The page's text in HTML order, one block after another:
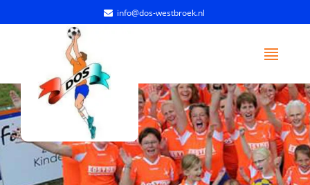
info@dos-westbroek.nl